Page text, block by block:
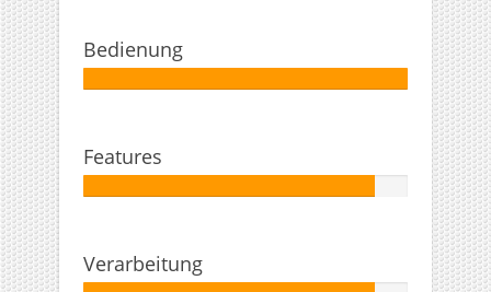
Bedienung
Features
Verarbeitung